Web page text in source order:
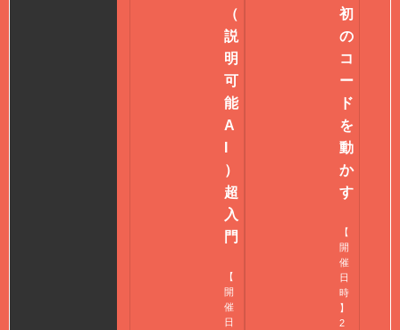
（
説
明
可
能
A
）
超
入
門
【
開
催
日
初
の
コ
ー
ド
を
動
か
す
【
開
催
日
時
】
2